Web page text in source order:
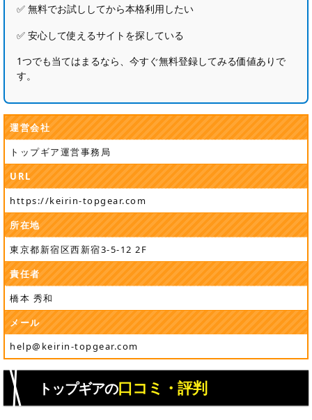
✅ 無料でお試ししてから本格利用したい
✅ 安心して使えるサイトを探している
1つでも当てはまるなら、今すぐ無料登録してみる価値ありで
す。
運営会社
トップギア運営事務局
URL
https://keirin-topgear.com
所在地
東京都新宿区西新宿3-5-12 2F
責任者
橋本 秀和
メール
help@keirin-topgear.com
トップギアの口コミ・評判